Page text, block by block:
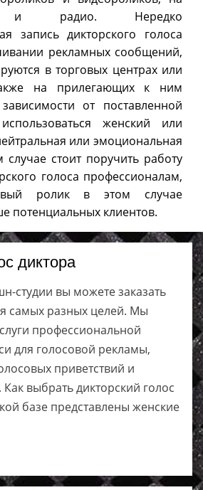
и радио. Нередко
запись дикторского голоса
рекламных сообщений,
в торговых центрах или
на прилегающих к ним
от поставленной
женский или
или эмоциональная
стоит поручить работу
голоса профессионалам,
ролик в этом случае
потенциальных клиентов.
диктора
студии вы можете заказать
самых разных целей. Мы
профессиональной
для голосовой рекламы,
приветствий и
выбрать дикторский голос
базе представлены женские